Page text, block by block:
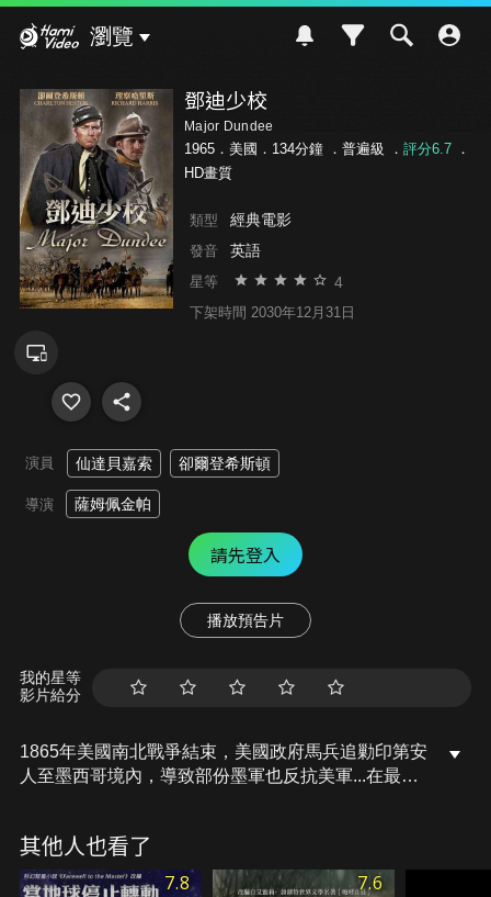
瀏覽
鄧迪少校
Major Dundee
1965．美國．134分鐘 ． 普遍級 ． 評分6.7．
HD畫質
類型 經典電影
發音 英語
星等 4
下架時間 2030年12月31日
演員 仙達貝嘉索 卻爾登希斯頓
導演 薩姆佩金帕
請先登入
播放預告片
我的星等
影片給分
1865年美國南北戰爭結束，美國政府馬兵追勦印第安
人至墨西哥境內，導致部份墨軍也反抗美軍...在最後
國墨西哥且無情追擊少數民族印第安人，在相當程度
上嚴厲批判美國霸權主義心態令人反感非議!
其他人也看了
7.8 7.6